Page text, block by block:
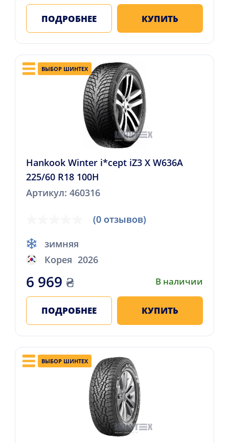
ПОДРОБНЕЕ КУПИТЬ
ВЫБОР ШИНТЕХ
Hankook Winter i*cept iZ3 X W636A
225/60 R18 100H
Артикул: 460316
(0 отзывов)
зимняя
Корея 2026
6 969 ₴ В наличии
ПОДРОБНЕЕ КУПИТЬ
ВЫБОР ШИНТЕХ